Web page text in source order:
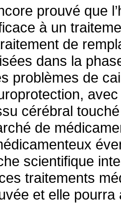
prouvé que
à un
de
dans la
problèmes de
cérébral
de
scientifique
traitements
et elle